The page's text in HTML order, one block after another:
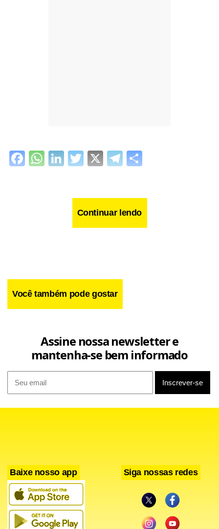
Facebook
WhatsApp
LinkedIn
Twitter
X Telegram
Continuar lendo
Você também pode gostar
Assine nossa newsletter e
mantenha-se bem informado
Baixe nosso app Siga nossas redes